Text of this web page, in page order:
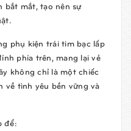
bắt mắt, tạo nên sự
phụ kiện trái tim bạc lấp
phía trên, mang lại vẻ
không chỉ là một chiếc
về tình yêu bền vững và
để: